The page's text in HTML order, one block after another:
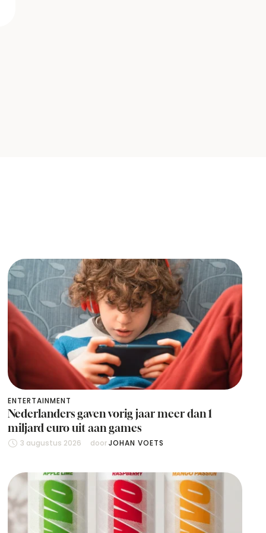
ENTERTAINMENT
Nederlanders gaven vorig jaar meer dan 1
miljard euro uit aan games
3 augustus 2026 door JOHAN VOETS